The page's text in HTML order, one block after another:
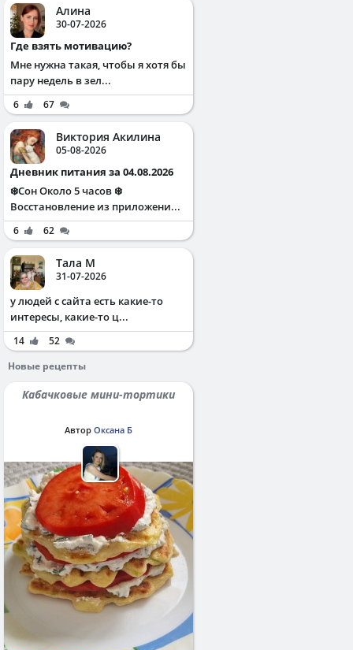
Алина
30-07-2026
Где взять мотивацию?
Мне нужна такая, чтобы я хотя бы
пару недель в зел...
6 67
Виктория Акилина
05-08-2026
Дневник питания за 04.08.2026
❄️Сон Около 5 часов ❄️
Восстановление из приложени...
6 62
Тала М
31-07-2026
у людей с сайта есть какие-то
интересы, какие-то ц...
14
52
Новые рецепты
Кабачковые мини-тортики
Автор Оксана Б